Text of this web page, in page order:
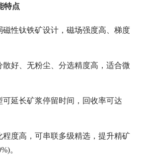
特点
磁性钛铁矿设计，磁场强度高、梯度
散好、无粉尘、分选精度高，适合微
可延长矿浆停留时间，回收率可达
程度高，可串联多级精选，提升精矿
。